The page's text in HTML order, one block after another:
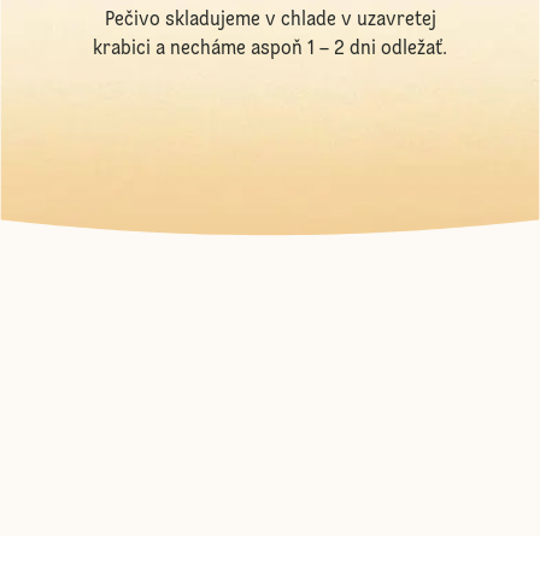
Pečivo skladujeme v chlade v uzavretej
krabici a necháme aspoň 1 – 2 dni odležať.